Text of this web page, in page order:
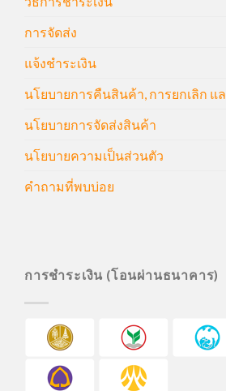
การจัดส่ง
แจ้งชำระเงิน
นโยบายการคืนสินค้า, การยกเลิก แ
นโยบายการจัดส่งสินค้า
นโยบายความเป็นส่วนตัว
คำถามที่พบบ่อย
การชำระเงิน (โอนผ่านธนาคาร)